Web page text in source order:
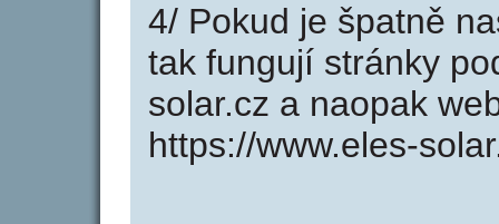
4/ Pokud je špatně
tak fungují stránky
solar.cz a naopak
https://www.eles-